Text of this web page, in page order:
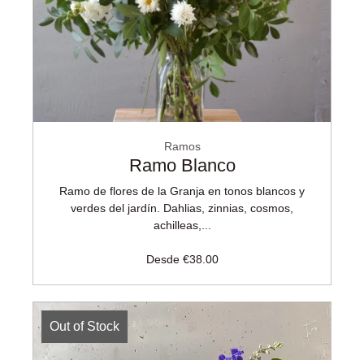
Ramos
Ramo Blanco
Ramo de flores de la Granja en tonos blancos y
verdes del jardín. Dahlias, zinnias, cosmos,
achilleas,...
Desde €38.00
Out of Stock